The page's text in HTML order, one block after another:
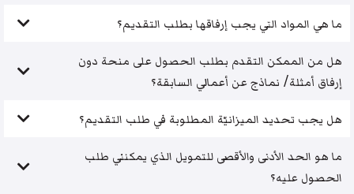
ما هي المواد التي يجب إرفاقها بطلب التقديم؟
هل من الممكن التقدم بطلب الحصول على منحة دون
إرفاق أمثلة/ نماذج عن أعمالي السابقة؟
هل يجب تحديد الميزانيّة المطلوبة في طلب التقديم؟
ما هو الحد الأدنى والأقصى للتمويل الذي يمكنني طلب
الحصول عليه؟